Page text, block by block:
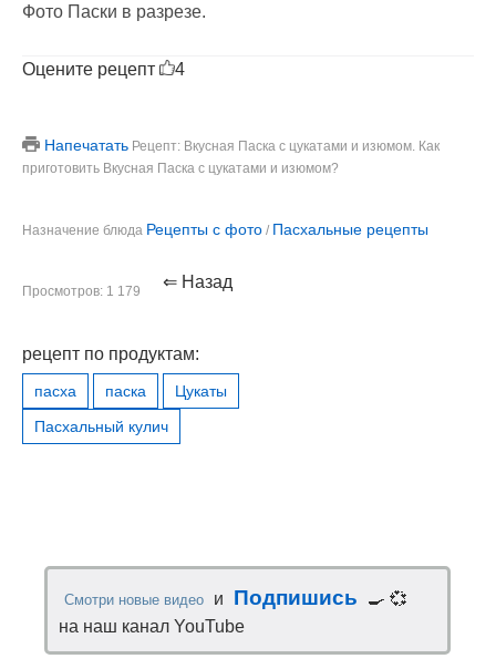
Фото Паски в разрезе.
Оцените рецепт 4
Напечатать Рецепт: Вкусная Паска с цукатами и изюмом. Как
приготовить Вкусная Паска с цукатами и изюмом?
Назначение блюда Рецепты с фото / Пасхальные рецепты
Просмотров: 1 179 ⇐ Назад
рецепт по продуктам:
пасха паска
Цукаты
Пасхальный кулич
Смотри новые видео и Подпишись
🍳 💞
на наш канал YouTube